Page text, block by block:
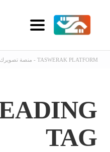
TASWERAK PLATFORM - منصة تصويرك
TAG